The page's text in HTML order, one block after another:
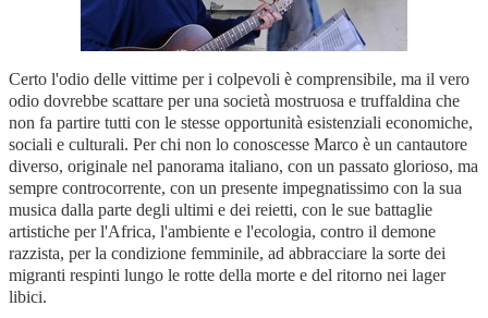
Certo l'odio delle vittime per i colpevoli è comprensibile, ma il vero
odio dovrebbe scattare per una società mostruosa e truffaldina che
non fa partire tutti con le stesse opportunità esistenziali economiche,
sociali e culturali. Per chi non lo conoscesse Marco è un cantautore
diverso, originale nel panorama italiano, con un passato glorioso, ma
sempre controcorrente, con un presente impegnatissimo con la sua
musica dalla parte degli ultimi e dei reietti, con le sue battaglie
artistiche per l'Africa, l'ambiente e l'ecologia, contro il demone
razzista, per la condizione femminile, ad abbracciare la sorte dei
migranti respinti lungo le rotte della morte e del ritorno nei lager
libici.